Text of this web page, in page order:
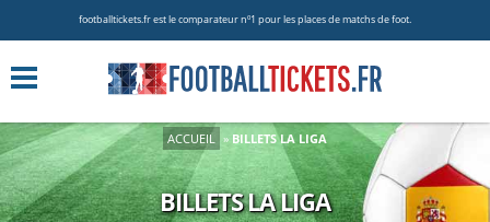
footballtickets.fr est le comparateur nº1 pour les places de matchs de foot.
ACCUEIL » BILLETS LA LIGA
BILLETS LA LIGA